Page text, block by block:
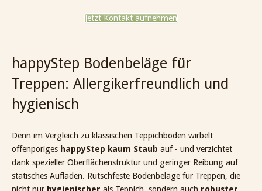
Jetzt Kontakt aufnehmen
happyStep Bodenbeläge für
Treppen: Allergikerfreundlich und
hygienisch
Denn im Vergleich zu klassischen Teppichböden wirbelt
offenporiges happyStep kaum Staub auf - und verzichtet
dank spezieller Oberflächenstruktur und geringer Reibung auf
statisches Aufladen. Rutschfeste Bodenbeläge für Treppen, die